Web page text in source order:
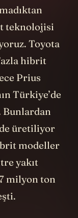
teknolojisi
Toyota
hibrit
Prius
Türkiye’de
Bunlardan
üretiliyor
modeller
yakıt
milyon ton